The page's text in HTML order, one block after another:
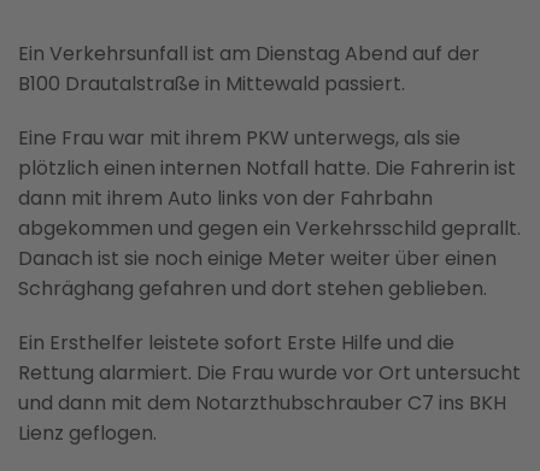
Ein Verkehrsunfall ist am Dienstag Abend auf der
B100 Drautalstraße in Mittewald passiert.
Eine Frau war mit ihrem PKW unterwegs, als sie
plötzlich einen internen Notfall hatte. Die Fahrerin ist
dann mit ihrem Auto links von der Fahrbahn
abgekommen und gegen ein Verkehrsschild geprallt.
Danach ist sie noch einige Meter weiter über einen
Schräghang gefahren und dort stehen geblieben.
Ein Ersthelfer leistete sofort Erste Hilfe und die
Rettung alarmiert. Die Frau wurde vor Ort untersucht
und dann mit dem Notarzthubschrauber C7 ins BKH
Lienz geflogen.